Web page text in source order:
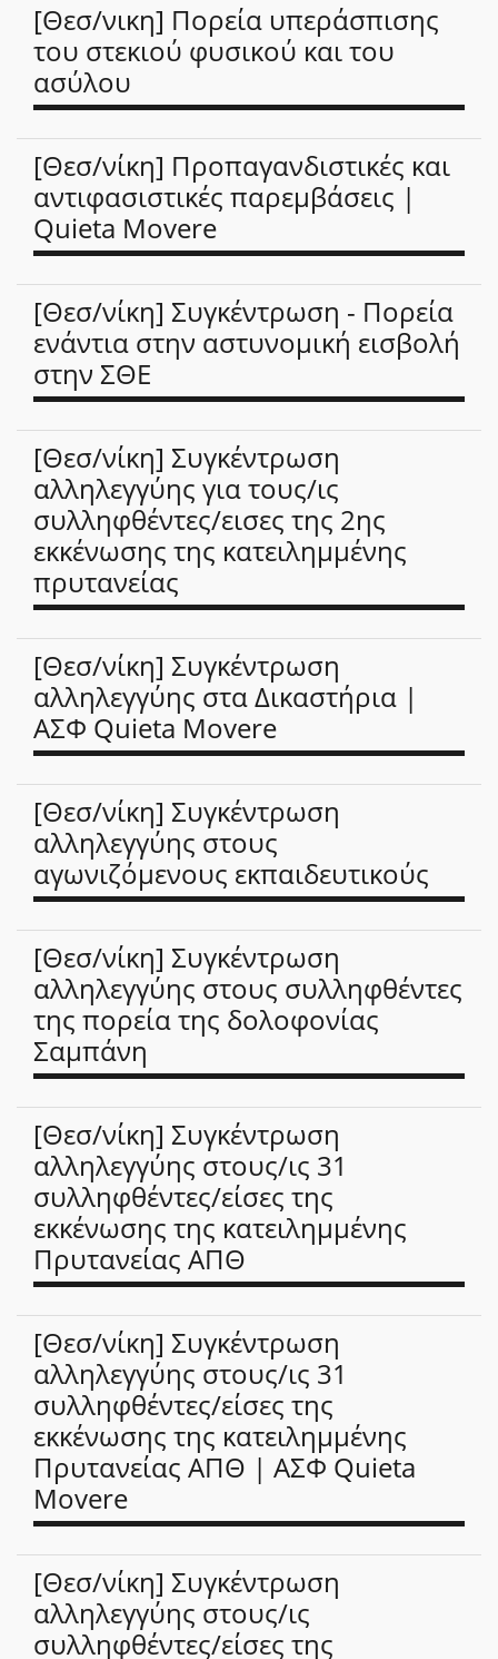
[Θεσ/νικη] Πορεία υπεράσπισης
του στεκιού φυσικού και του
ασύλου
[Θεσ/νίκη] Προπαγανδιστικές και
αντιφασιστικές παρεμβάσεις |
Quieta Movere
[Θεσ/νίκη] Συγκέντρωση - Πορεία
ενάντια στην αστυνομική εισβολή
στην ΣΘΕ
[Θεσ/νίκη] Συγκέντρωση
αλληλεγγύης για τους/ις
συλληφθέντες/εισες της 2ης
εκκένωσης της κατειλημμένης
πρυτανείας
[Θεσ/νίκη] Συγκέντρωση
αλληλεγγύης στα Δικαστήρια |
ΑΣΦ Quieta Movere
[Θεσ/νίκη] Συγκέντρωση
αλληλεγγύης στους
αγωνιζόμενους εκπαιδευτικούς
[Θεσ/νίκη] Συγκέντρωση
αλληλεγγύης στους συλληφθέντες
της πορεία της δολοφονίας
Σαμπάνη
[Θεσ/νίκη] Συγκέντρωση
αλληλεγγύης στους/ις 31
συλληφθέντες/είσες της
εκκένωσης της κατειλημμένης
Πρυτανείας ΑΠΘ
[Θεσ/νίκη] Συγκέντρωση
αλληλεγγύης στους/ις 31
συλληφθέντες/είσες της
εκκένωσης της κατειλημμένης
Πρυτανείας ΑΠΘ | ΑΣΦ Quieta
Movere
[Θεσ/νίκη] Συγκέντρωση
αλληλεγγύης στους/ις
συλληφθέντες/είσες της